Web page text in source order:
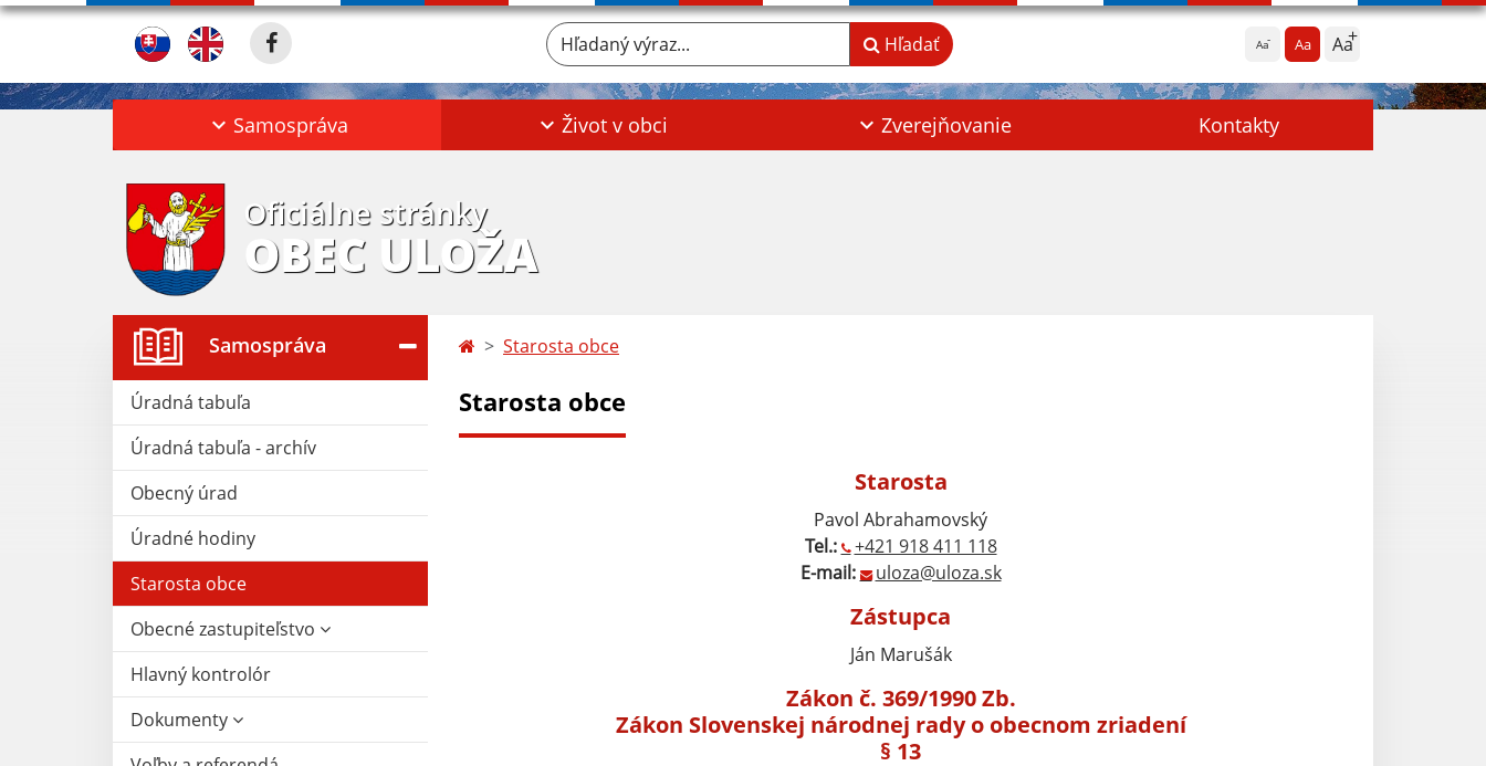
Aa Aa Aa
Hľadaný výraz... Hľadať
Samospráva Život v obci Zverejňovanie Kontakty
Oficiálne stránky
OBEC ULOŽA
Samospráva
Úradná tabuľa
Úradná tabuľa - archív
Obecný úrad
Úradné hodiny
Starosta obce
Obecné zastupiteľstvo
Hlavný kontrolór
Dokumenty
Starosta obce
Starosta obce
Starosta
Pavol Abrahamovský
Tel.:
+421 918 411 118
E-mail:
uloza@uloza.sk
Zástupca
Ján Marušák
Zákon č. 369/1990 Zb.
Zákon Slovenskej národnej rady o obecnom zriadení
§ 13